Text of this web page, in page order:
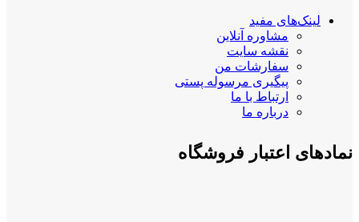
لینک‌های مفید
مشاوره آنلاین
نقشه سایت
سفارشات من
پیگیری مرسوله پستی
ارتباط با ما
درباره ما
نمادهای اعتبار فروشگاه